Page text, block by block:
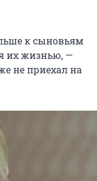
к сыновьям
их жизнью, —
не приехал на